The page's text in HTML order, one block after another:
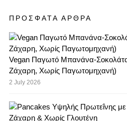
ΠΡΟΣΦΑΤΑ ΑΡΘΡΑ
Vegan Παγωτό Μπανάνα-
Ζάχαρη, Χωρίς Παγωτομηχανή)
2 July 2026